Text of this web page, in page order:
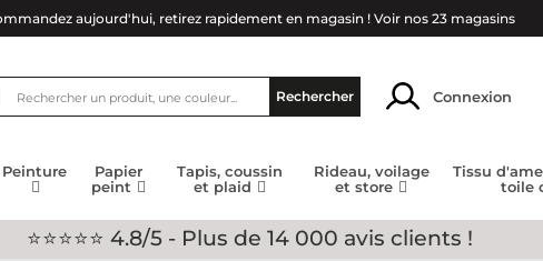
aujourd'hui, retirez rapidement en magasin ! Voir nos 23 magasins
Rechercher Connexion
Peinture
Papier
peint
Tapis, coussin
et plaid
Rideau, voilage
et store
Tissu
toile
⭐⭐⭐⭐⭐ 4.8/5 - Plus de 14 000 avis clients !